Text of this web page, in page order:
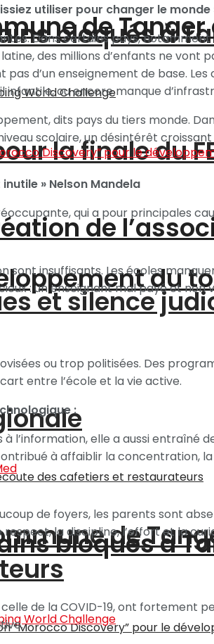
bloqués à
la finale du
et silence
de
de
de
du
bloqués à
utiliser pour changer le monde
Dans certains pays, notamment
des millions d’enfants ne vont
d’un enseignement de base.
ou encore manque
dits pays du tiers monde.
scolaire, un désintérêt
» Nelson Mandela
qui a pour principales
sont insuffisants. Les écoles
: un enseignant mal payé et
ou trop politisées. Des
entre l’école et la vie active.
:
elle a aussi entraîné
à affaiblir la concentration,
de foyers, les parents sont
la discipline, l’effort et la
de la COVID-19, ont fortement